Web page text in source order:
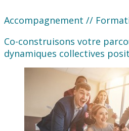
Accompagnement //
Co-construisons votre
dynamiques collectives